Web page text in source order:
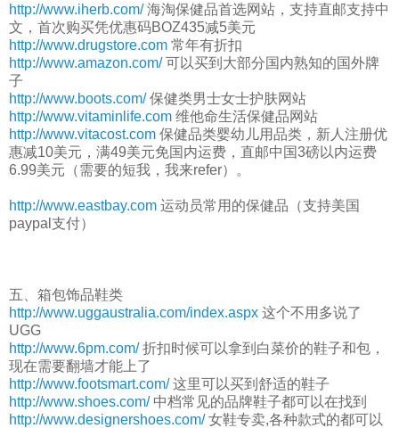
http://www.iherb.com/海淘保健品首选网站，支持直邮支持中
文，首次购买凭优惠码BOZ435减5美元
http://www.drugstore.com 常年有折扣
http://www.amazon.com/可以买到大部分国内熟知的国外牌
子
http://www.boots.com/保健类男士女士护肤网站
http://www.vitaminlife.com 维他命生活保健品网站
http://www.vitacost.com 保健品类婴幼儿用品类，新人注册优
惠减10美元，满49美元免国内运费，直邮中国3磅以内运费
6.99美元（需要的短我，我来refer）。
http://www.eastbay.com 运动员常用的保健品（支持美国
paypal支付）
五、箱包饰品鞋类
http://www.uggaustralia.com/index.aspx 这个不用多说了
UGG
http://www.6pm.com/折扣时候可以拿到白菜价的鞋子和包，
现在需要翻墙才能上了
http://www.footsmart.com/这里可以买到舒适的鞋子
http://www.shoes.com/中档常见的品牌鞋子都可以在找到
http://www.designershoes.com/女鞋专卖,各种款式的都可以